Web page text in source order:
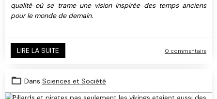
qualité où se trame une vision inspirée des temps anciens
pour le monde de demain.
LIRE LA SUITE 0 commentaire
Dans Sciences et Société